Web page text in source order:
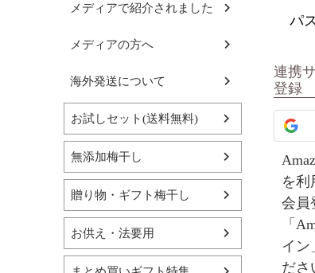
メディアで紹介されました
メディアの方へ
海外発送について
お試しセット(送料無料)
無添加梅干し
贈り物・ギフト梅干し
お供え・法要用
パ
連携
登録
を利
会員
「
イン
ださ